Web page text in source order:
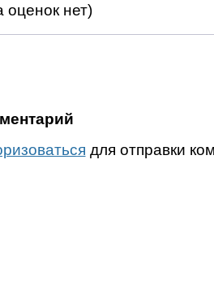
нет)
для отправки